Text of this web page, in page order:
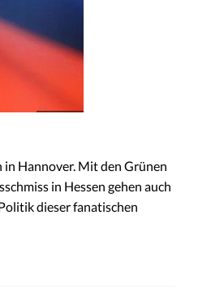
Hannover. Mit den Grünen
in Hessen gehen auch
dieser fanatischen